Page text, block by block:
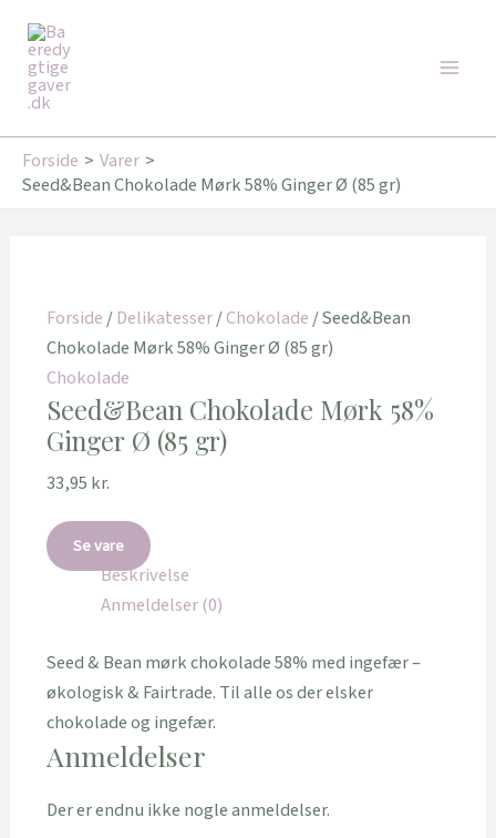
indholdet
Forside
Varer
Seed&Bean Chokolade Mørk 58% Ginger Ø (85 gr)
Forside/Delikatesser/Chokolade/ Seed&Bean
Chokolade Mørk 58% Ginger Ø (85 gr)
Chokolade
Seed&Bean Chokolade Mørk 58%
Ginger Ø (85 gr)
33,95 kr.
Se vare
Beskrivelse
Anmeldelser (0)
Seed & Bean mørk chokolade 58% med ingefær –
økologisk & Fairtrade. Til alle os der elsker
chokolade og ingefær.
Anmeldelser
Der er endnu ikke nogle anmeldelser.